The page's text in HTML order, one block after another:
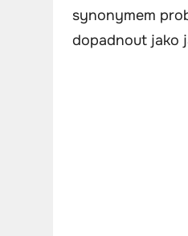
synonymem
dopadnout jako